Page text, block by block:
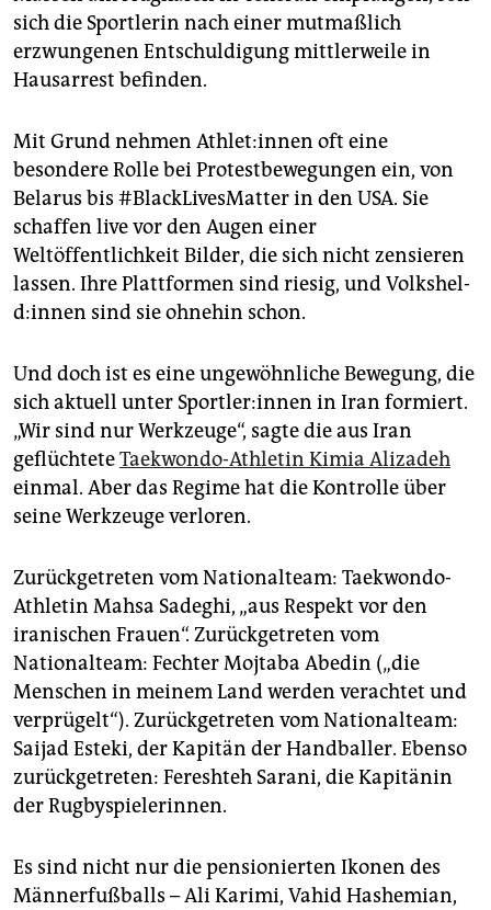
sich die Sportlerin nach einer mutmaßlich
erzwungenen Entschuldigung mittlerweile in
Hausarrest befinden.
Mit Grund nehmen Ath­le­t:in­nen oft eine
besondere Rolle bei Protestbewegungen ein, von
Belarus bis #BlackLivesMatter in den USA. Sie
schaffen live vor den Augen einer
Weltöffentlichkeit Bilder, die sich nicht zensieren
lassen. Ihre Plattformen sind riesig, und Volks­hel­
d:in­nen sind sie ohnehin schon.
Und doch ist es eine ungewöhnliche Bewegung, die
sich aktuell unter Sport­le­r:in­nen in Iran formiert.
„Wir sind nur Werkzeuge“, sagte die aus Iran
geflüchteteTaekwondo-Athletin Kimia Alizadeh
einmal. Aber das Regime hat die Kontrolle über
seine Werkzeuge verloren.
Zurückgetreten vom Nationalteam: Taekwondo-
Athletin Mahsa Sadeghi, „aus Respekt vor den
iranischen Frauen“. Zurückgetreten vom
Nationalteam: Fechter Mojtaba Abedin („die
Menschen in meinem Land werden verachtet und
verprügelt“). Zurückgetreten vom Nationalteam:
Saijad Esteki, der Kapitän der Handballer. Ebenso
zurückgetreten: Fereshteh Sarani, die Kapitänin
der Rugbyspielerinnen.
Es sind nicht nur die pensionierten Ikonen des
Männerfußballs – Ali Karimi, Vahid Hashemian,